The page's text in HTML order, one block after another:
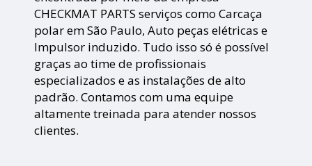
CHECKMAT PARTS serviços como Carcaça
polar em São Paulo, Auto peças elétricas e
Impulsor induzido. Tudo isso só é possível
graças ao time de profissionais
especializados e as instalações de alto
padrão. Contamos com uma equipe
altamente treinada para atender nossos
clientes.